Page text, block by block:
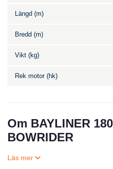
Längd (m)
Bredd (m)
Vikt (kg)
Rek motor (hk)
Om BAYLINER
BOWRIDER